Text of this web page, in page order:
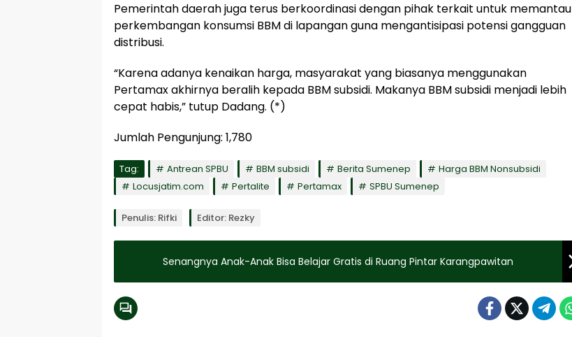
Pemerintah daerah juga terus berkoordinasi dengan pihak terkait untuk memantau
perkembangan konsumsi BBM di lapangan guna mengantisipasi potensi gangguan
distribusi.
“Karena adanya kenaikan harga, masyarakat yang biasanya menggunakan
Pertamax akhirnya beralih kepada BBM subsidi. Makanya BBM subsidi menjadi lebih
cepat habis,” tutup Dadang. (*)
Jumlah Pengunjung: 1,780
Tag: Antrean SPBU BBM subsidi Berita Sumenep
Harga BBM Nonsubsidi
Locusjatim.com
Pertalite Pertamax SPBU Sumenep
Penulis: Rifki Editor: Rezky
Senangnya Anak-Anak Bisa Belajar Gratis di Ruang Pintar Karangpawitan